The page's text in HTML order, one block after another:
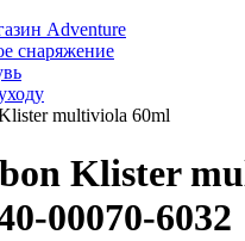
Adventure
снаряжение
multiviola 60ml
Klister
00070-6032